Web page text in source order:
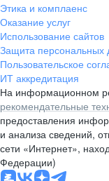
Этика и комплаенс
Оказание услуг
Использование сайтов
Защита персональных
Пользовательское
ИТ аккредитация
На информационном
рекомендательные
предоставления
и анализа сведений,
сети «Интернет»,
Федерации)